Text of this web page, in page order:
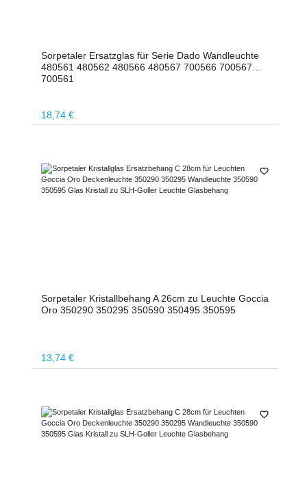
Sorpetaler Ersatzglas für Serie Dado Wandleuchte
480561 480562 480566 480567 700566 700567
700561
Regulärer Preis:
18,74 €
Sorpetaler Kristallbehang A 26cm zu Leuchte Goccia
Oro 350290 350295 350590 350495 350595
Regulärer Preis:
13,74 €